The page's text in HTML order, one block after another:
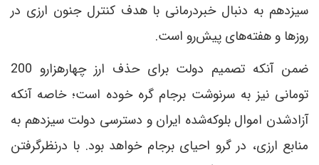
سیزدهم به دنبال خبر‌درمانی با هدف کنترل جنون ارزی در
روزها و هفته‌های پیش‌رو است.
ضمن آنکه تصمیم دولت برای حذف ارز چهارهزارو 200
تومانی نیز به سرنوشت برجام گره خوده است؛ خاصه آنکه
آزادشدن اموال بلوکه‌شده ایران و دسترسی دولت سیزدهم به
منابع ارزی، در گرو احیای برجام خواهد بود. با درنظرگرفتن